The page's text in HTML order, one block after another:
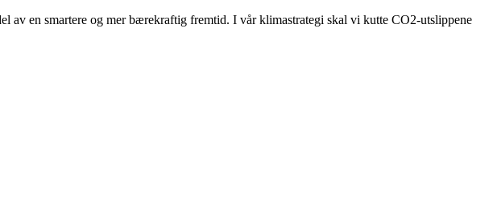
en smartere og mer bærekraftig fremtid. I vår klimastrategi skal vi kutte CO2-utslippene